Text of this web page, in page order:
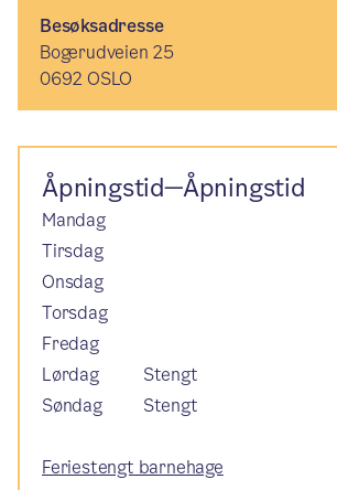
Besøksadresse
Bogerudveien 25
0692 OSLO
Åpningstid—Åpningstid
Mandag
Tirsdag
Onsdag
Torsdag
Fredag
Lørdag
Stengt
Søndag
Stengt
Feriestengt barnehage